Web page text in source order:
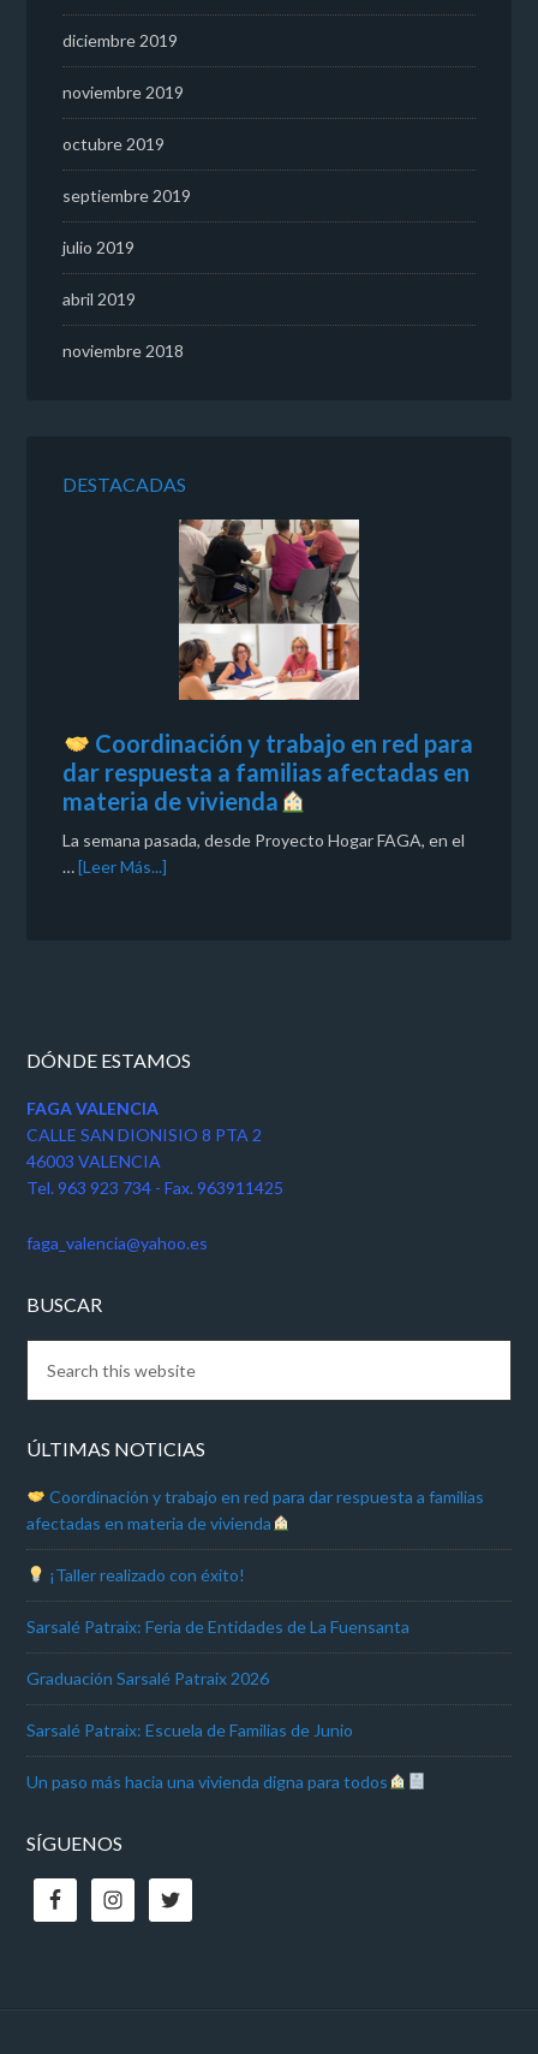
diciembre 2019
noviembre 2019
octubre 2019
septiembre 2019
julio 2019
abril 2019
noviembre 2018
DESTACADAS
Coordinación y trabajo en red para
dar respuesta a familias afectadas en
materia de vivienda
La semana pasada, desde Proyecto Hogar FAGA, en el
…[Leer Más...]
DÓNDE ESTAMOS
FAGA VALENCIA
CALLE SAN DIONISIO 8 PTA 2
46003 VALENCIA
Tel. 963 923 734 - Fax. 963911425
faga_valencia@yahoo.es
BUSCAR
ÚLTIMAS NOTICIAS
Coordinación y trabajo en red para dar respuesta a familias
afectadas en materia de vivienda
¡Taller realizado con éxito!
Sarsalé Patraix: Feria de Entidades de La Fuensanta
Graduación Sarsalé Patraix 2026
Sarsalé Patraix: Escuela de Familias de Junio
Un paso más hacia una vivienda digna para todos
SÍGUENOS